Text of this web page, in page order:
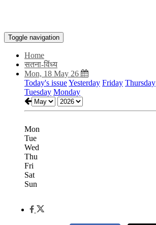
Toggle navigation
Home
सतना-विंध्य
Mon, 18 May 26
Today's issueYesterday Friday Thursday
Tuesday Monday
Mon
Tue
Wed
Thu
Fri
Sat
Sun